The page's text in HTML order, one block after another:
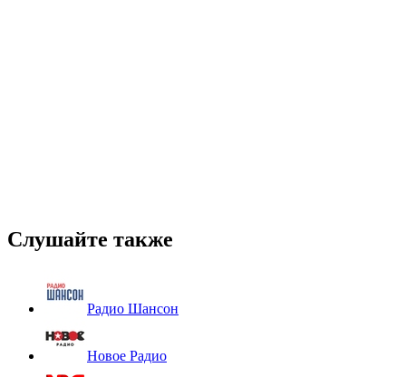
Слушайте также
Радио Шансон
Новое Радио